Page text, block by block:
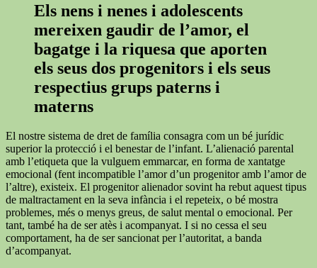
Els nens i nenes i adolescents
mereixen gaudir de l’amor, el
bagatge i la riquesa que aporten
els seus dos progenitors i els seus
respectius grups paterns i
materns
El nostre sistema de dret de família consagra com un bé jurídic
superior la protecció i el benestar de l’infant. L’alienació parental
amb l’etiqueta que la vulguem emmarcar, en forma de xantatge
emocional (fent incompatible l’amor d’un progenitor amb l’amor de
l’altre), existeix. El progenitor alienador sovint ha rebut aquest tipus
de maltractament en la seva infància i el repeteix, o bé mostra
problemes, més o menys greus, de salut mental o emocional. Per
tant, també ha de ser atès i acompanyat. I si no cessa el seu
comportament, ha de ser sancionat per l’autoritat, a banda
d’acompanyat.